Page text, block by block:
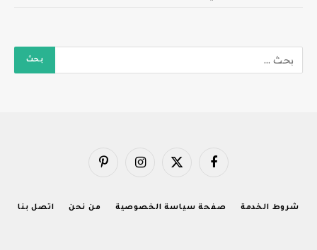
فيسبوك X
الانستغرامبينتيريست
شروط الخدمة صفحة سياسة الخصوصية من نحن اتصل بنا